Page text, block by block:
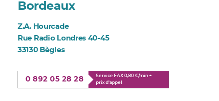
Bordeaux
Z.A. Hourcade
Rue Radio Londres 40-45
33130 Bègles
0 892 05 28 28
Service FAX 0,80 €/min +
prix d'appel